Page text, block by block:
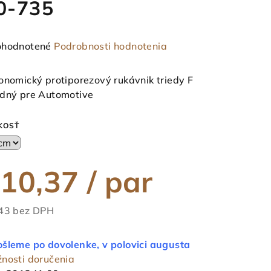
735
Podrobnosti hodnotenia
protiporezový rukávnik triedy F
pre Automotive
/ par
bez DPH
po dovolenke, v polovici augusta
doručenia